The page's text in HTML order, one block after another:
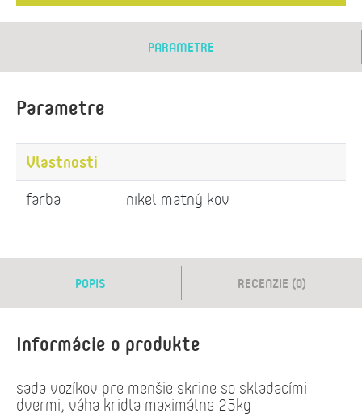
PARAMETRE
Parametre
Vlastnosti
farba
nikel matný kov
POPIS RECENZIE (0)
Informácie o produkte
sada vozíkov pre menšie skrine so skladacími
dvermi, váha kridla maximálne 25kg